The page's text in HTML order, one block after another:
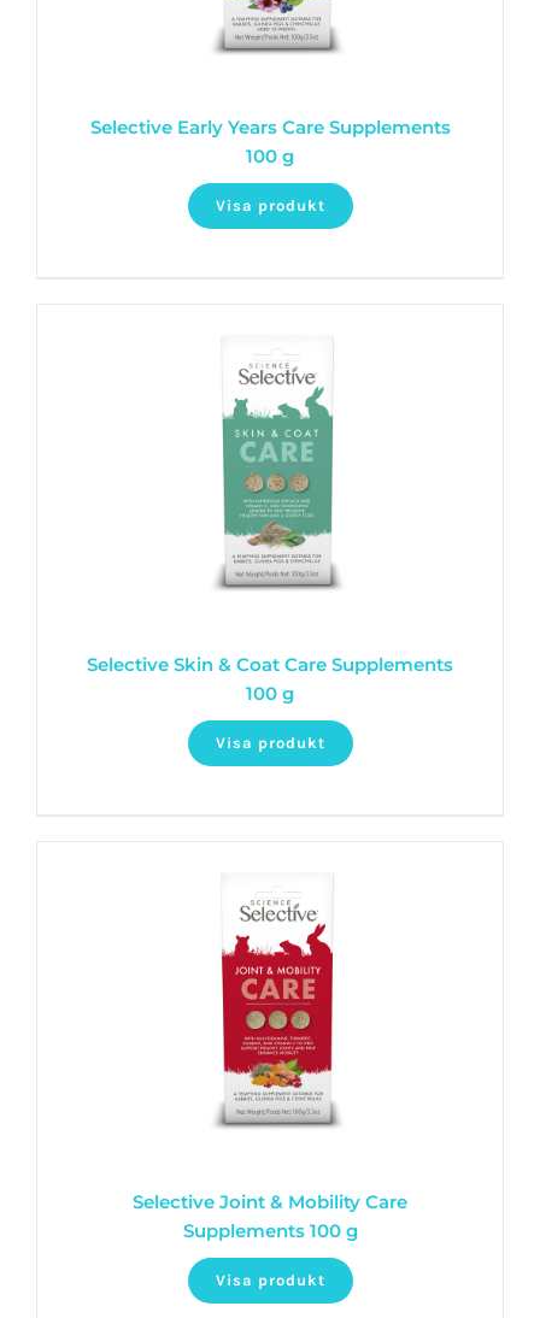
Selective Early Years Care Supplements
100 g
Visa produkt
Selective Skin & Coat Care Supplements
100 g
Visa produkt
Selective Joint & Mobility Care
Supplements 100 g
Visa produkt